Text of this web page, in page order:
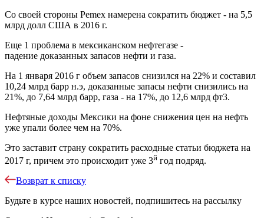
Со своей стороны Pemex намерена сократить бюджет - на 5,5
млрд долл США в 2016 г.
Еще 1 проблема в мексиканском нефтегазе -
падение доказанных запасов нефти и газа.
На 1 января 2016 г объем запасов снизился на 22% и составил
10,24 млрд барр н.э, доказанные запасы нефти снизились на
21%, до 7,64 млрд барр, газа - на 17%, до 12,6 млрд фт3.
Нефтяные доходы Мексики на фоне снижения цен на нефть
уже упали более чем на 70%.
Это заставит страну сократить расходные статьи бюджета на
2017 г, причем это происходит уже 3й год подряд.
Возврат к списку
Будьте в курсе наших новостей, подпишитесь на рассылку